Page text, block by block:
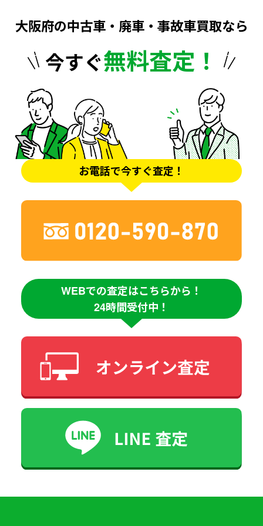
大阪府の中古車・廃車・事故車買取なら
今すぐ無料査定！
お電話で今すぐ査定！
WEBでの査定はこちらから！
24時間受付中！